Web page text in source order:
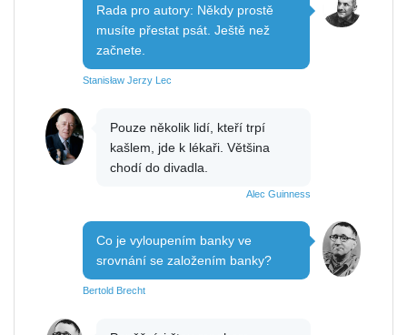
Rada pro autory: Někdy prostě
musíte přestat psát. Ještě než
začnete.
Stanisław Jerzy Lec
Pouze několik lidí, kteří trpí
kašlem, jde k lékaři. Většina
chodí do divadla.
Alec Guinness
Co je vyloupením banky ve
srovnání se založením banky?
Bertold Brecht